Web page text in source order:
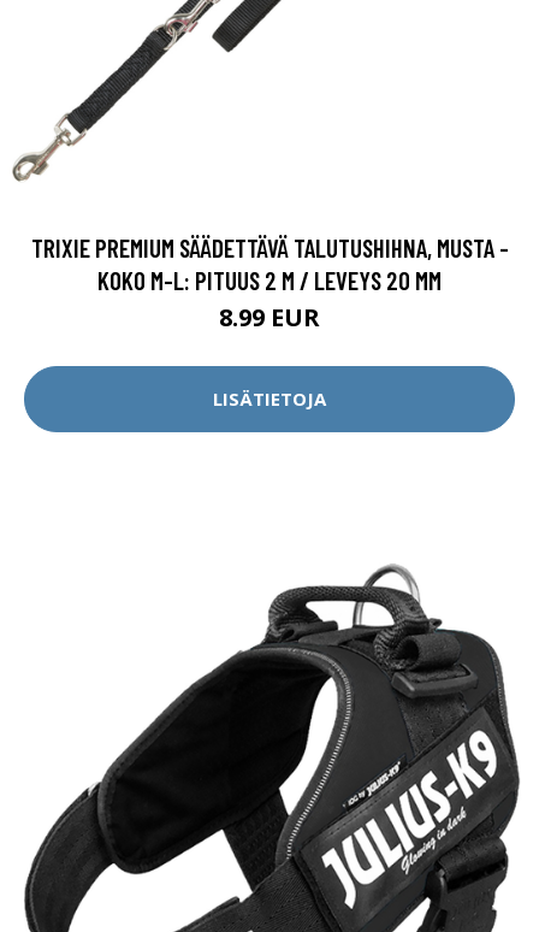
TRIXIE PREMIUM SÄÄDETTÄVÄ TALUTUSHIHNA, MUSTA -
KOKO M-L: PITUUS 2 M / LEVEYS 20 MM
8.99 EUR
LISÄTIETOJA